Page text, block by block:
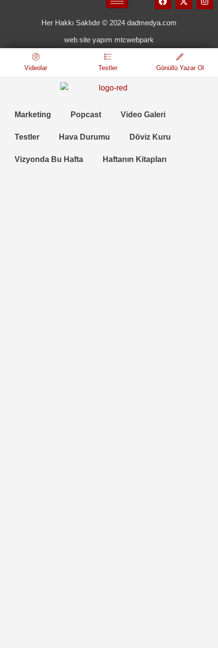
Her Hakkı Saklıdır © 2024 dadmedya.com
web site yapım mtcwebpark
Videolar Testler Gönüllü Yazar Ol
Marketing Popcast Video Galeri
Testler Hava Durumu Döviz Kuru
Vizyonda Bu Hafta Haftanın Kitapları